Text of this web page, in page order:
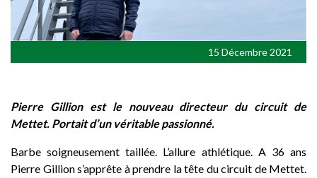
15 Décembre 2021
Pierre Gillion est le nouveau directeur du circuit de
Mettet. Portait d’un véritable passionné.
Barbe soigneusement taillée. L’allure athlétique. A 36 ans
Pierre Gillion s’apprête à prendre la tête du circuit de Mettet.